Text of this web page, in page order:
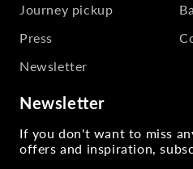
Journey pickup
Press
Newsletter
Newsletter
If you don't want to miss
offers and inspiration,